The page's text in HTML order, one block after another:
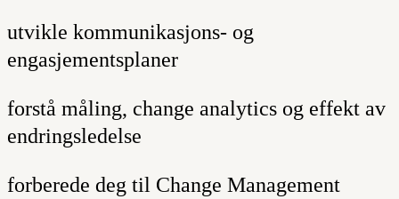
utvikle kommunikasjons- og
engasjementsplaner
forstå måling, change analytics og effekt av
endringsledelse
forberede deg til Change Management